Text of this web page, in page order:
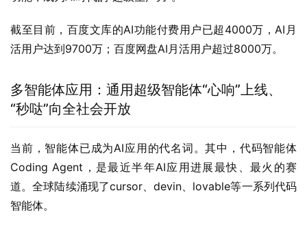
截至目前，百度文库的AI功能付费用户已超4000万，AI月
活用户达到9700万；百度网盘AI月活用户超过8000万。
多智能体应用：通用超级智能体“心响”上线、
“秒哒”向全社会开放
当前，智能体已成为AI应用的代名词。其中，代码智能体
Coding Agent，是最近半年AI应用进展最快、最火的赛
道。全球陆续涌现了cursor、devin、lovable等一系列代码
智能体。